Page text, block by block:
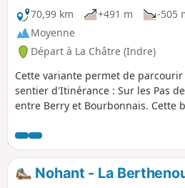
70,99 km
+491 m -505
Moyenne
Départ à La Châtre (Indre)
Cette variante permet de
sentier d'Itinérance : Sur les Pas
entre Berry et Bourbonnais. Cette
voir les Informations pratiques. Ce
boucle, le point de départ peut se
communes en fonction de la
hébergements choisis.
Nohant - La